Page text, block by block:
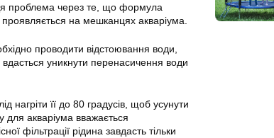
проблема через те, що формула
на мешканцях акваріума.
проводити відстоювання води,
уникнути перенасичення води
нагріти її до 80 градусів, щоб усунути
для акваріума вважається
фільтрації рідина завдасть тільки